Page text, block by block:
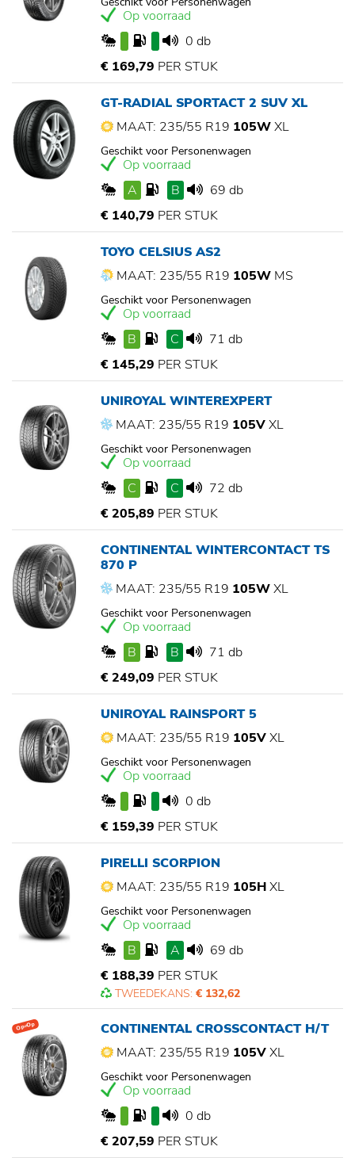
Op voorraad
0 db
€ 169,79 PER STUK
GT-RADIAL SPORTACT 2 SUV XL
MAAT: 235/55 R19 105WXL
Geschikt voor Personenwagen
Op voorraad
A
B
69 db
€ 140,79 PER STUK
TOYO CELSIUS AS2
MAAT: 235/55 R19 105W MS
Geschikt voor Personenwagen
Op voorraad
B
C
71 db
€ 145,29 PER STUK
UNIROYAL WINTEREXPERT
MAAT: 235/55 R19 105VXL
Geschikt voor Personenwagen
Op voorraad
C
C
72 db
€ 205,89 PER STUK
CONTINENTAL WINTERCONTACT TS
870 P
MAAT: 235/55 R19 105WXL
Geschikt voor Personenwagen
Op voorraad
B
B
71 db
€ 249,09 PER STUK
UNIROYAL RAINSPORT 5
MAAT: 235/55 R19 105VXL
Geschikt voor Personenwagen
Op voorraad
0 db
€ 159,39 PER STUK
PIRELLI SCORPION
MAAT: 235/55 R19 105HXL
Geschikt voor Personenwagen
Op voorraad
B
A
69 db
€ 188,39 PER STUK
TWEEDEKANS: € 132,62
Op=Op
CONTINENTAL CROSSCONTACT H/T
MAAT: 235/55 R19 105VXL
Geschikt voor Personenwagen
Op voorraad
0 db
€ 207,59 PER STUK